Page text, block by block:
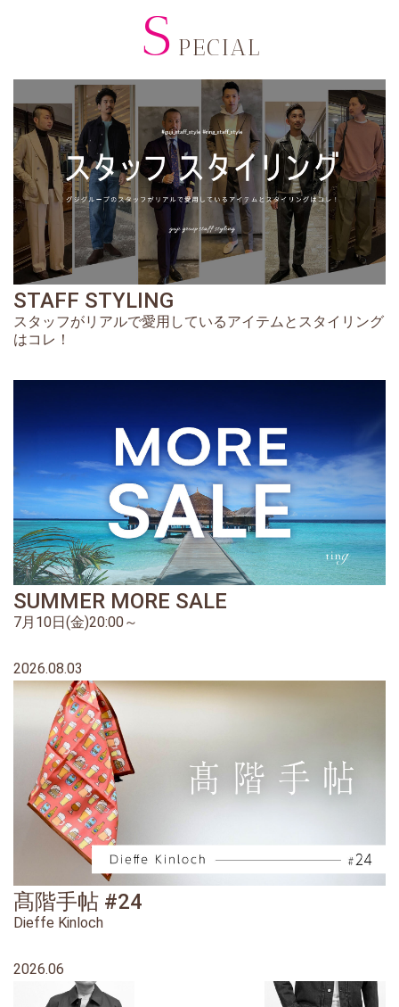
S PECIAL
STAFF STYLING
スタッフがリアルで愛用しているアイテムとスタイリング
はコレ！
SUMMER MORE SALE
7月10日(金)20:00～
2026.08.03
髙階手帖 #24
Dieffe Kinloch
2026.06